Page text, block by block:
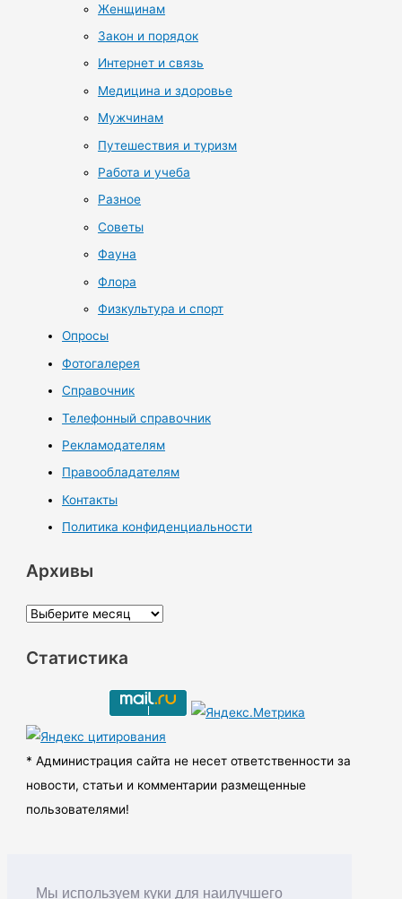
Мы используем куки для наилучшего
Женщинам
Закон и порядок
Интернет и связь
Медицина и здоровье
Мужчинам
Путешествия и туризм
Работа и учеба
Разное
Советы
Фауна
Флора
Физкультура и спорт
Опросы
Фотогалерея
Справочник
Телефонный справочник
Рекламодателям
Правообладателям
Контакты
Политика конфиденциальности
Архивы
А
х
ы
Статистика
* Администрация сайта не несет ответственности за
новости, статьи и комментарии размещенные
пользователями!